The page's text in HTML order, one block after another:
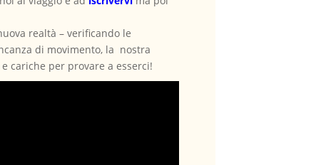
realtà – verificando le
di movimento, la nostra
cariche per provare a esserci!